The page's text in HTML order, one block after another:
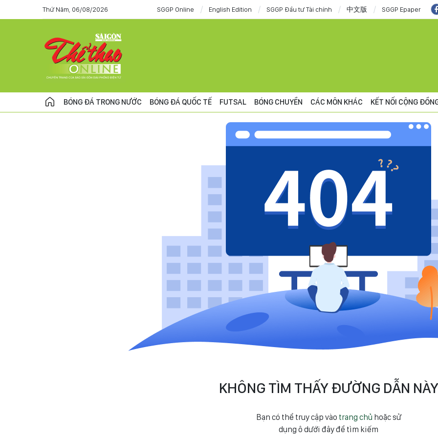
Thứ Năm, 06/08/2026 SGGP Online English Edition SGGP Đầu tư Tài chính 中文版 SGGP Epaper
BÓNG ĐÁ TRONG NƯỚC BÓNG ĐÁ QUỐC TẾ FUTSAL BÓNG CHUYỀN CÁC MÔN KHÁC KẾT NỐI CỘNG
KHÔNG TÌM THẤY ĐƯỜNG DẪN NÀY
Bạn có thể truy cập vào trang chủ hoặc sử
dụng ô dưới đây để tìm kiếm